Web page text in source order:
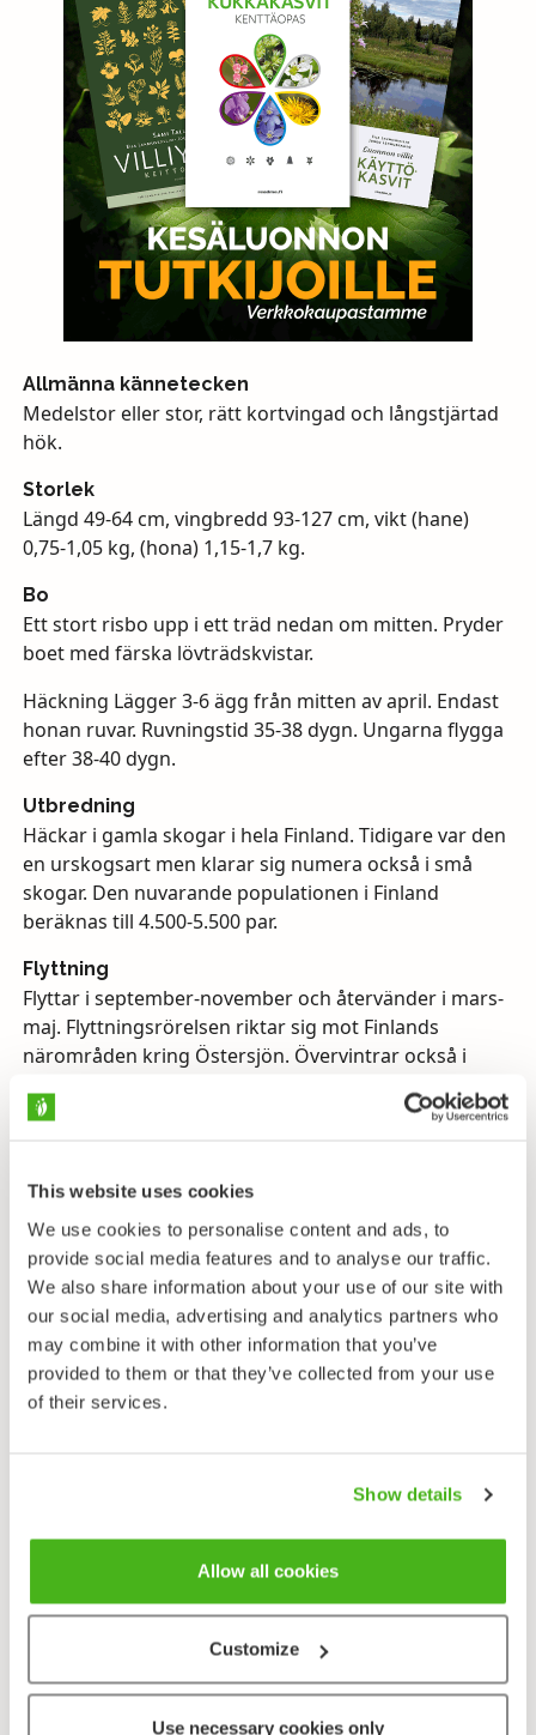
This website uses cookies
We use cookies to personalise content and ads, to
provide social media features and to analyse our traffic.
We also share information about your use of our site with
our social media, advertising and analytics partners who
may combine it with other information that you’ve
provided to them or that they’ve collected from your use
of their services.
Show details
Allow all cookies
Customize
Use necessary cookies only
Allmänna kännetecken
Medelstor eller stor, rätt kortvingad och långstjärtad
hök.
Storlek
Längd 49-64 cm, vingbredd 93-127 cm, vikt (hane)
0,75-1,05 kg, (hona) 1,15-1,7 kg.
Bo
Ett stort risbo upp i ett träd nedan om mitten. Pryder
boet med färska lövträdskvistar.
Häckning Lägger 3-6 ägg från mitten av april. Endast
honan ruvar. Ruvningstid 35-38 dygn. Ungarna flygga
efter 38-40 dygn.
Utbredning
Häckar i gamla skogar i hela Finland. Tidigare var den
en urskogsart men klarar sig numera också i små
skogar. Den nuvarande populationen i Finland
beräknas till 4.500-5.500 par.
Flyttning
Flyttar i september-november och återvänder i mars-
maj. Flyttningsrörelsen riktar sig mot Finlands
närområden kring Östersjön. Övervintrar också i
storlek.
Läten
En vittljudande tjatande skrikserie och olika gnällande
ljud.
Duvhöken är en kraftfull hök med breda korta vingar
och lång stjärt.
Duvhöken har kraftigare buk och armen och halsen
påminner den om ett kors (jfr. sparvhök). Flykten
består av några snabba vingslag och rak glidflykt.
Ibland kan duvhöken kretsflyga.
Den adulta duvhöken är grå på ovansidan och tätt
tvärrandig på undersidan. Med åldern utvecklas